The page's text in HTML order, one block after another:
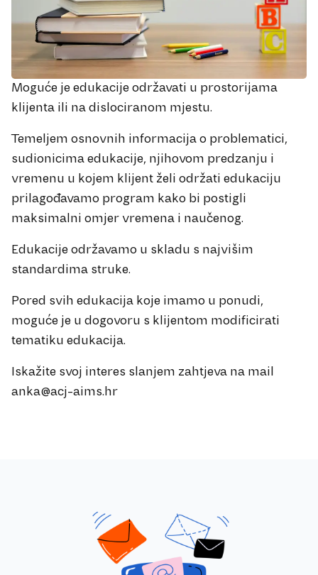
Moguće je edukacije održavati u prostorijama
klijenta ili na dislociranom mjestu.
Temeljem osnovnih informacija o problematici,
sudionicima edukacije, njihovom predzanju i
vremenu u kojem klijent želi održati edukaciju
prilagođavamo program kako bi postigli
maksimalni omjer vremena i naučenog.
Edukacije održavamo u skladu s najvišim
standardima struke.
Pored svih edukacija koje imamo u ponudi,
moguće je u dogovoru s klijentom modificirati
tematiku edukacija.
Iskažite svoj interes slanjem zahtjeva na mail
anka@acj-aims.hr